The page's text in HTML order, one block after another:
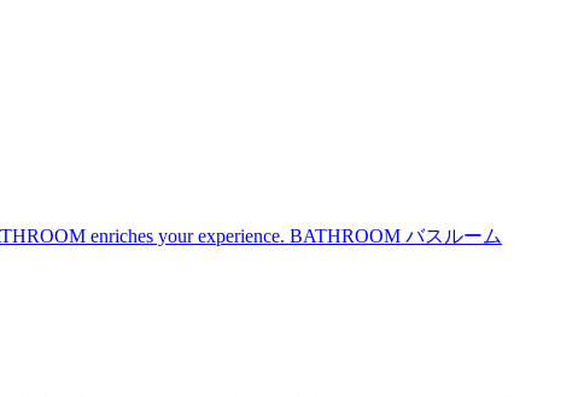
enriches your experience. BATHROOM バスルーム